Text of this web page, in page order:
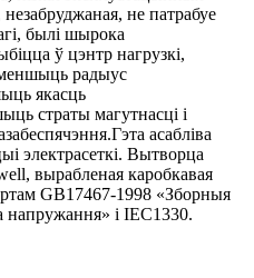
не патрабуе
былі шырока
ў цэнтр нагрузкі,
радыус
якасць
страты магутнасці і
асабліва
электрасеткі. Вытворца
вырабленая каробкавая
GB17467-1998 «Зборныя
напружання» і IEC1330.